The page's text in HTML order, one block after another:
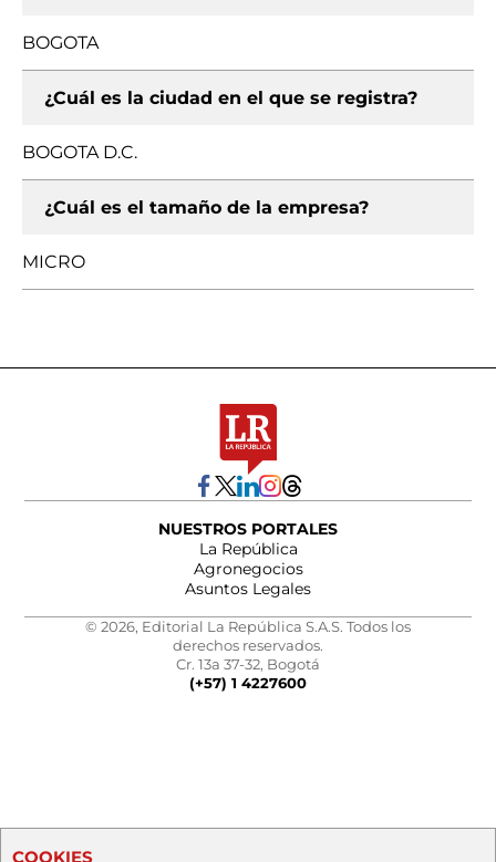
BOGOTA
¿Cuál es la ciudad en el que se registra?
BOGOTA D.C.
¿Cuál es el tamaño de la empresa?
MICRO
NUESTROS PORTALES
La República
Agronegocios
Asuntos Legales
© 2026, Editorial La República S.A.S. Todos los
derechos reservados.
Cr. 13a 37-32, Bogotá
(+57) 1 4227600
COOKIES